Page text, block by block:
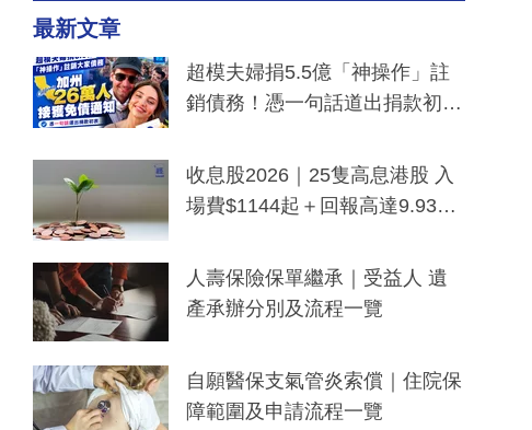
最新文章
超模夫婦捐5.5億「神操作」註
銷債務！憑一句話道出捐款初
一度被誤當詐騙手段
收息股2026｜25隻高息港股 入
場費$1144起＋回報高達9.93
人壽保險保單繼承｜受益人 遺
產承辦分別及流程一覽
自願醫保支氣管炎索償｜住院保
障範圍及申請流程一覽